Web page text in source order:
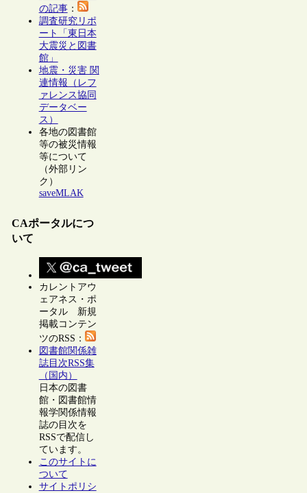
の記事：
調査研究リポ
ート「東日本
大震災と図書
館」
地震・災害 関
連情報（レフ
ァレンス協同
データベー
ス）
各地の図書館
等の被災情報
等について
（外部リン
ク）
saveMLAK
CAポータルにつ
いて
カレントアウ
ェアネス・ポ
ータル 新規
掲載コンテン
ツのRSS：
図書館関係雑
誌目次RSS集
（国内）
日本の図書
館・図書館情
報学関係情報
誌の目次を
RSSで配信し
ています。
このサイトに
ついて
サイトポリシ